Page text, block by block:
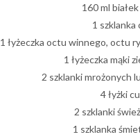
160 ml
1 szklanka
1 łyżeczka octu winnego, octu
1 łyżeczka mąki
2 szklanki mrożonych
4 łyżki
2 szklanki
1 szklanka